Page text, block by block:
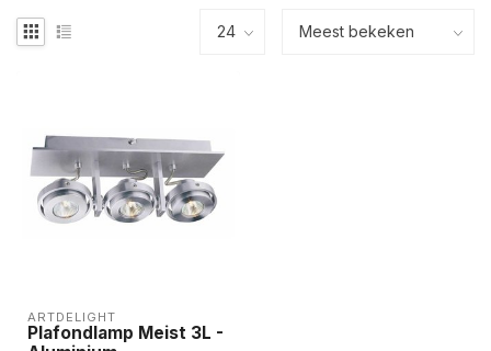
ARTDELIGHT
Plafondlamp Meist 3L -